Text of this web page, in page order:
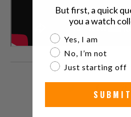
esto
But first, a quick
you a watch
Are you a watch
Yes, I am
No, I’m not
Just starting off
SUBMIT